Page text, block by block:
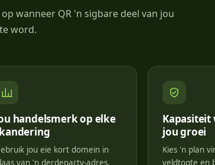
wanneer QR 'n sigbare deel van jou
word.
handelsmerk op elke
jou eie kort domein in
van 'n derdeparty-adres.
Kapasiteit
jou groei
Kies 'n plan
veldtogte en